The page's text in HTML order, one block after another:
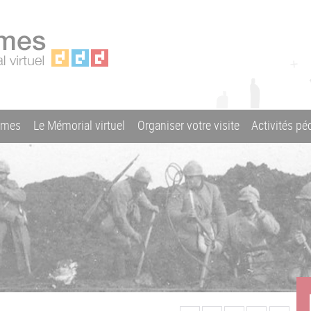
Le Mémorial virtuel Organiser votre visite Activités